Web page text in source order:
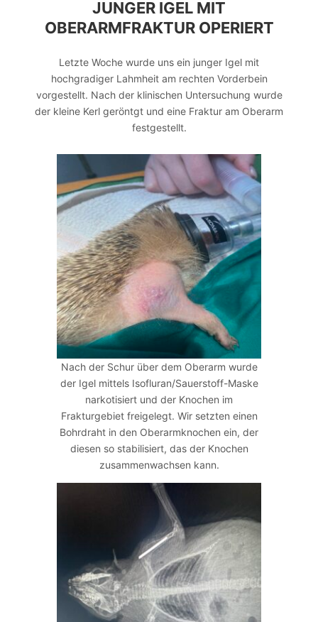
JUNGER IGEL MIT
OBERARMFRAKTUR OPERIERT
Letzte Woche wurde uns ein junger Igel mit
hochgradiger Lahmheit am rechten Vorderbein
vorgestellt. Nach der klinischen Untersuchung wurde
der kleine Kerl geröntgt und eine Fraktur am Oberarm
festgestellt.
Nach der Schur über dem Oberarm wurde
der Igel mittels Isofluran/Sauerstoff-Maske
narkotisiert und der Knochen im
Frakturgebiet freigelegt. Wir setzten einen
Bohrdraht in den Oberarmknochen ein, der
diesen so stabilisiert, das der Knochen
zusammenwachsen kann.